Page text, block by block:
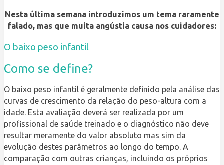
Nesta última semana introduzimos um tema raramente
falado, mas que muita angústia causa nos cuidadores:
O baixo peso infantil
Como se define?
O baixo peso infantil é geralmente definido pela análise das
curvas de crescimento da relação do peso-altura com a
idade. Esta avaliação deverá ser realizada por um
profissional de saúde treinado e o diagnóstico não deve
resultar meramente do valor absoluto mas sim da
evolução destes parâmetros ao longo do tempo. A
comparação com outras crianças, incluindo os próprios